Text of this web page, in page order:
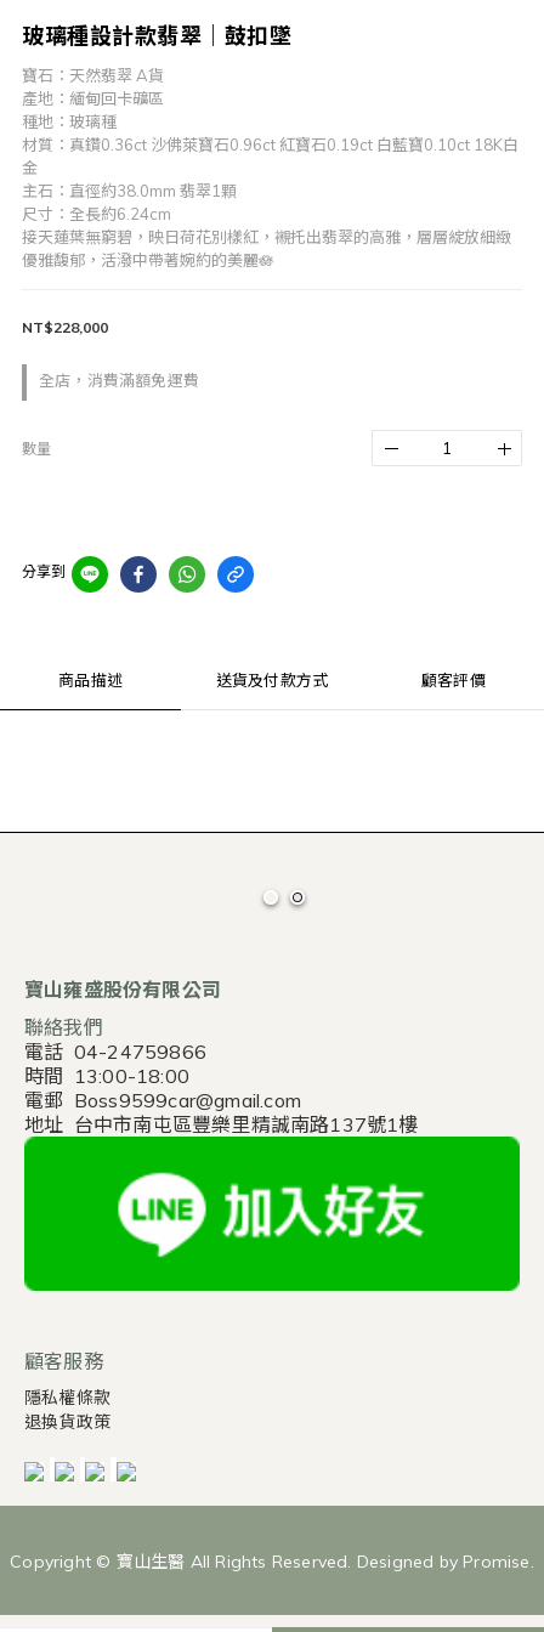
玻璃種設計款翡翠｜鼓扣墜
寶石：天然翡翠 A貨
產地：緬甸回卡礦區
種地：玻璃種
材質：真鑽0.36ct 沙佛萊寶石0.96ct 紅寶石0.19ct 白藍寶0.10ct 18K白
金
主石：直徑約38.0mm 翡翠1顆
尺寸：全長約6.24cm
接天蓮葉無窮碧，映日荷花別樣紅，襯托出翡翠的高雅，層層綻放細緻
優雅馥郁，活潑中帶著婉約的美麗🪷
全店，消費滿額免運費
NT$228,000
數量
分享到
商品描述 送貨及付款方式 顧客評價
寶山雍盛股份有限公司
聯絡我們
電話 04-24759866
時間 13:00-18:00
電郵 Boss9599car@gmail.com
地址 台中市南屯區豐樂里精誠南路137號1樓
顧客服務
隱私權條款
退換貨政策
Copyright © 寶山生醫 All Rights Reserved. Designed by Promise.